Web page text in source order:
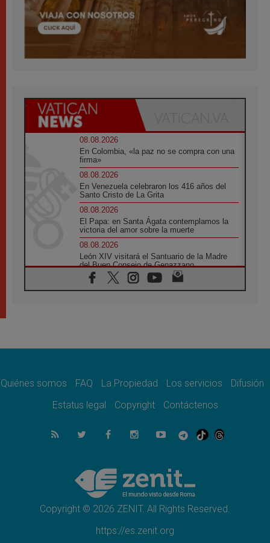
08.08.2026
En Colombia, «la paz no se compra con una
firma»
08.08.2026
En Venezuela celebraron los 416 años del
Santo Cristo de La Grita
08.08.2026
El Papa: en Santa Ágata contemplamos la
victoria del amor sobre la muerte
08.08.2026
León XIV visitará el Santuario de la Madre
del Buen Consejo de Genazzano
07.08.2026
Filipinas: el Vicariato Apostólico de Calapán
07.08.2026
07.08.2026
muertos en 300 días
Tagle: La guerra desfigura el mundo, solo la
revelación de Dios lo transfigura
Presentada la Trienal de Arte de las
Universidades Católicas: «Exercises in
Empathy»
Quiénes somos FAQ La Propiedad Los servicios
Difusión
Estatus legal
Copyright Contáctenos
Copyright © 2026 ZENIT. All Rights Reserved.
https://es.zenit.org